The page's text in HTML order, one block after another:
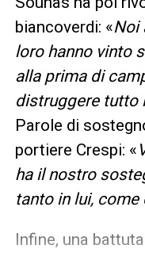
biancoverdi: «Noi
loro hanno vinto
alla prima di
distruggere tutto
Parole di
portiere Crespi: «
ha il nostro
tanto in lui,
Infine, una